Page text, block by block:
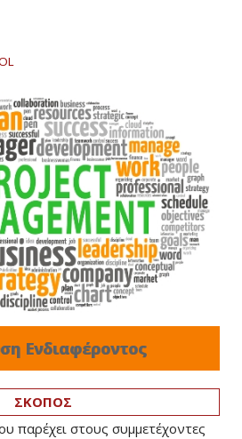
Ενδιαφέροντος
ΣΚΟΠΟΣ
παρέχει στους συμμετέχοντες